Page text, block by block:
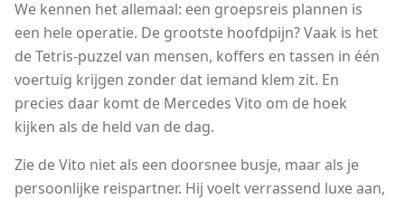
We kennen het allemaal: een groepsreis plannen is
een hele operatie. De grootste hoofdpijn? Vaak is het
de Tetris-puzzel van mensen, koffers en tassen in één
voertuig krijgen zonder dat iemand klem zit. En
precies daar komt de Mercedes Vito om de hoek
kijken als de held van de dag.
Zie de Vito niet als een doorsnee busje, maar als je
persoonlijke reispartner. Hij voelt verrassend luxe aan,